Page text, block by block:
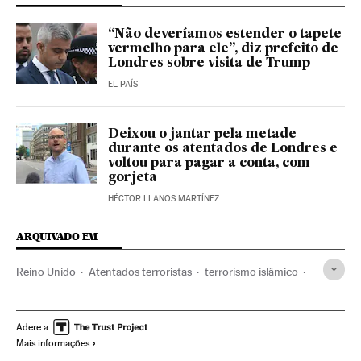
“Não deveríamos estender o tapete
vermelho para ele”, diz prefeito de
Londres sobre visita de Trump
EL PAÍS
Deixou o jantar pela metade
durante os atentados de Londres e
voltou para pagar a conta, com
gorjeta
HÉCTOR LLANOS MARTÍNEZ
ARQUIVADO EM
Reino Unido Atentados terroristas terrorismo islâmico
Grupos terroristas Europa
Theresa May
Adere a
Mais informações